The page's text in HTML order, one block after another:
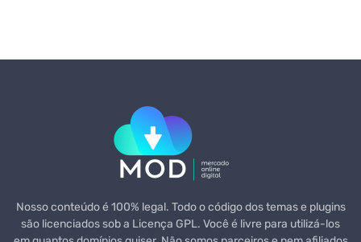
Nosso conteúdo é 100% legal. Todo o código dos temas e plugins
são licenciados sob a Licença GPL. Você é livre para utilizá-los